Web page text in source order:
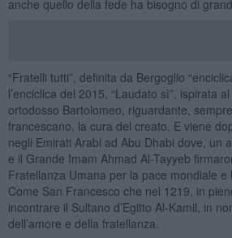
anche quello della fede ha bisogno di
“Fratelli tutti”, definita da Bergoglio
l’enciclica del 2015, “Laudato sì”, ispirata
ortodosso Bartolomeo, riguardante,
francescano, la cura del creato. E viene
negli Emirati Arabi ad Abu Dhabi dove, un
e il Grande Imam Ahmad Al-Tayyeb
Fratellanza Umana per la pace mondiale e
Come San Francesco che nel 1219, in
incontrare il Sultano d’Egitto Al-Kamil, in
dell’amore e della fratellanza.